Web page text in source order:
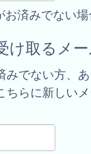
済みでない
け取るメ
みでない方、
ちらに新しい